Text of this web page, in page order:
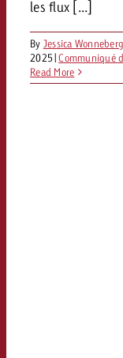
les flux [...]
By Jessica
2025|Communiqué
Read More